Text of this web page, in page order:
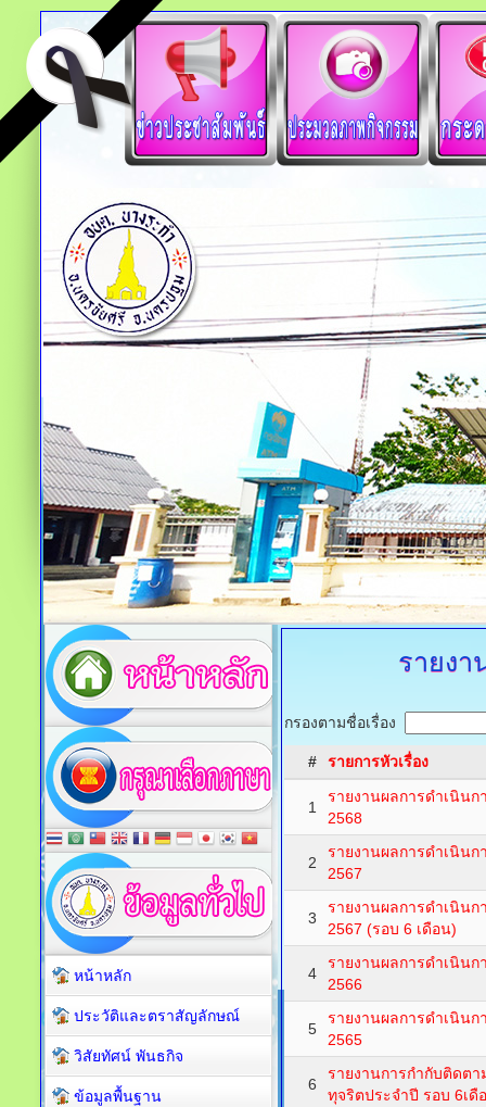
รายงา
กรองตามชื่อเรื่อง
# รายการหัวเรื่อง
1
รายงานผลการดำเนิน
2568
2
รายงานผลการดำเนิน
2567
3
รายงานผลการดำเนิน
2567 (รอบ 6 เดือน)
4
รายงานผลการดำเนิน
2566
5
รายงานผลการดำเนิน
2565
6
รายงานการกำกับติดต
ทุจริตประจำปี รอบ 6เดื
หน้าหลัก
ประวัติและตราสัญลักษณ์
วิสัยทัศน์ พันธกิจ
ข้อมูลพื้นฐาน